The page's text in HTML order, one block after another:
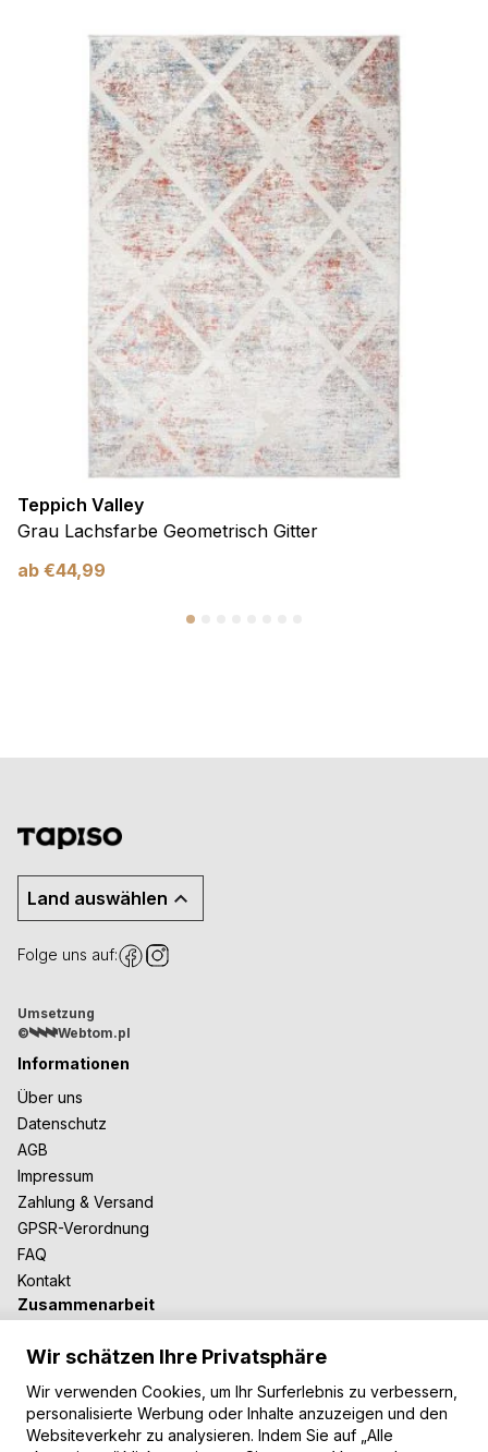
Teppich Valley
Grau Lachsfarbe Geometrisch Gitter
ab €44,99
Land auswählen
Folge uns auf:
Umsetzung
©
Webtom.pl
Informationen
Über uns
Datenschutz
AGB
Impressum
Zahlung & Versand
GPSR-Verordnung
FAQ
Kontakt
Zusammenarbeit
B2B-Zusammenarbeit
Unsere Teppiche
Moderne Teppiche
Vintage Teppiche
Wir schätzen Ihre Privatsphäre
Wir verwenden Cookies, um Ihr Surferlebnis zu verbessern,
personalisierte Werbung oder Inhalte anzuzeigen und den
Websiteverkehr zu analysieren. Indem Sie auf „Alle